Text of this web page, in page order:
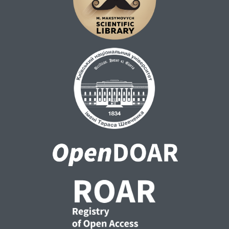
дозволять провести комплексний аналіз,
спрямований не лише на виявлення та
деталізацію механізмів виникнення
порушень у цих системах, а й
сприятимуть виявленню патологічних
основ, що обумовлюють збереження цих
порушень у пацієнтів, що успішно
перенесли інфекцію. Вперше буде оцінено
участь структурно-змінених білків і
пептидів як можливих тригерів
асоційованих з дисбалансом у
функціонування тих ланок метаболізму, які
суглобів у пацієнтів, що перенесли COVID-